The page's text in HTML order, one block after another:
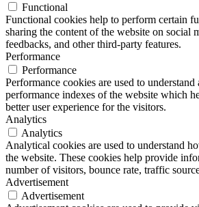
Functional
Functional cookies help to perform certain
sharing the content of the website on social
feedbacks, and other third-party features.
Performance
Performance
Performance cookies are used to
performance indexes of the website which
better user experience for the visitors.
Analytics
Analytics
Analytical cookies are used to understand
the website. These cookies help provide
number of visitors, bounce rate, traffic
Advertisement
Advertisement